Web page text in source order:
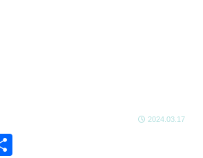
2024.03.17